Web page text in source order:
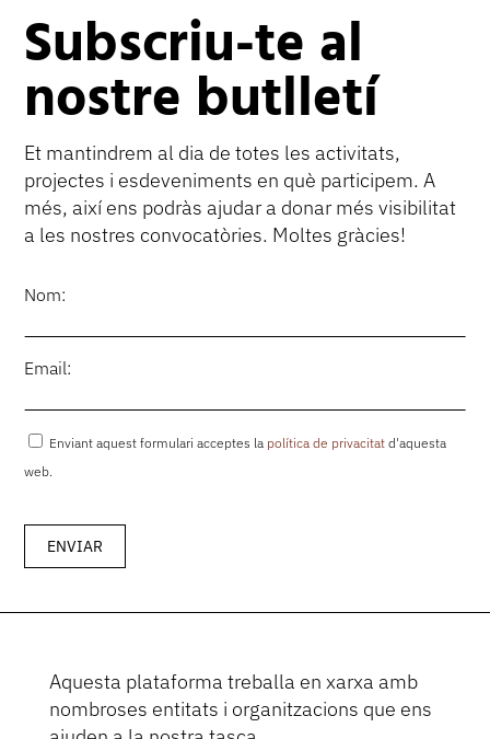
Subscriu-te al
nostre butlletí
Et mantindrem al dia de totes les activitats,
projectes i esdeveniments en què participem. A
més, així ens podràs ajudar a donar més visibilitat
a les nostres convocatòries. Moltes gràcies!
Nom:
Email:
Enviant aquest formulari acceptes la política de privacitat d'aquesta
web.
Aquesta plataforma treballa en xarxa amb
nombroses entitats i organitzacions que ens